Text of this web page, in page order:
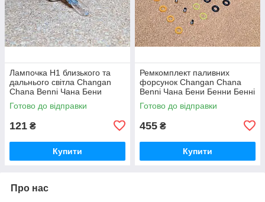
Лампочка Н1 близького та
дальнього світла Changan
Chana Benni Чана Бени
Бенни Бенні Бені
Готово до відправки
121 ₴
Купити
Ремкомплект паливних
форсунок Changan Chana
Benni Чана Бени Бенни Бенні
Бені
Готово до відправки
455 ₴
Купити
Про нас